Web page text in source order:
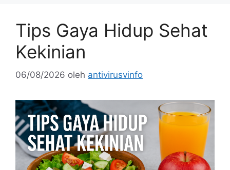
Tips Gaya Hidup Sehat
Kekinian
06/08/2026 oleh antivirusvinfo